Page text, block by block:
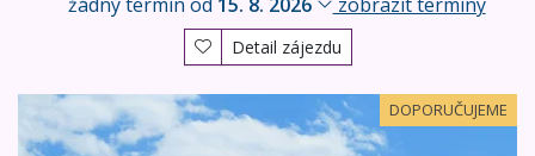
žádný termín od 15. 8. 2026 zobrazit termíny
Detail zájezdu
DOPORUČUJEME
Hory a termální lázně Rakouska